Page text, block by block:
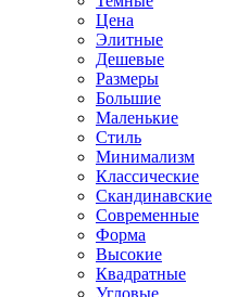
Цена
Элитные
Дешевые
Размеры
Большие
Маленькие
Стиль
Минимализм
Классические
Скандинавские
Современные
Форма
Высокие
Квадратные
Угловые